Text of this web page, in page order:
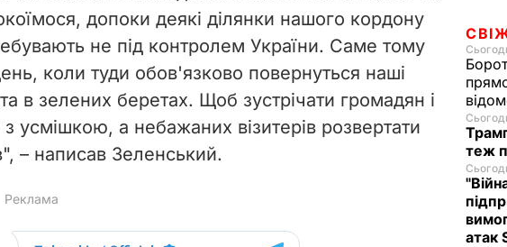
допоки деякі ділянки нашого кордону
не під контролем України. Саме тому
коли туди обов'язково повернуться наші
в зелених беретах. Щоб зустрічати громадян і
з усмішкою, а небажаних візитерів розвертати
– написав Зеленський.
теж
атак